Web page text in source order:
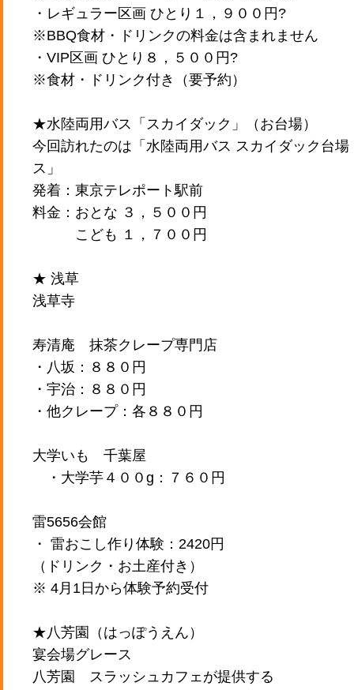
・レギュラー区画 ひとり１，９００円?
※BBQ食材・ドリンクの料金は含まれません
・VIP区画 ひとり８，５００円?
※食材・ドリンク付き（要予約）
★水陸両用バス「スカイダック」（お台場）
今回訪れたのは「水陸両用バス スカイダック台
ス」
発着：東京テレポート駅前
料金：おとな ３，５００円
こども １，７００円
★ 浅草
浅草寺
寿清庵 抹茶クレープ専門店
・八坂：８８０円
・宇治：８８０円
・他クレープ：各８８０円
大学いも 千葉屋
・大学芋４００g：７６０円
雷5656会館
・ 雷おこし作り体験：2420円
（ドリンク・お土産付き）
※ 4月1日から体験予約受付
★八芳園（はっぽうえん）
宴会場グレース
八芳園 スラッシュカフェが提供する